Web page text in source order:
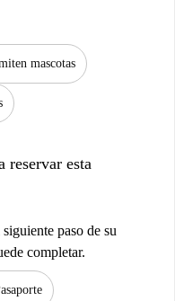
mascotas
reservar esta
paso de su
completar.